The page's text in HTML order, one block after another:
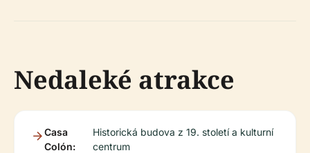
Nedaleké atrakce
Casa
Colón:
Historická budova z 19. století a kulturní
centrum